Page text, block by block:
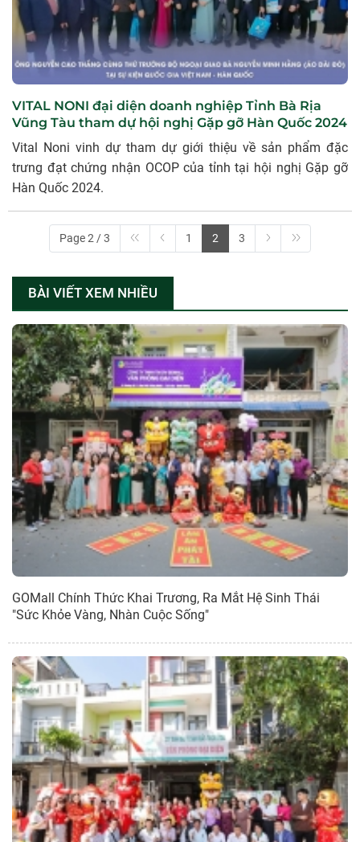
VITAL NONI đại diện doanh nghiệp Tỉnh Bà Rịa
Vũng Tàu tham dự hội nghị Gặp gỡ Hàn Quốc 2024
Vital Noni vinh dự tham dự giới thiệu về sản phẩm đặc
trưng đạt chứng nhận OCOP của tỉnh tại hội nghị Gặp gỡ
Hàn Quốc 2024.
Page 2 / 3 1 2 3
BÀI VIẾT XEM NHIỀU
GOMall Chính Thức Khai Trương, Ra Mắt Hệ Sinh Thái
"Sức Khỏe Vàng, Nhàn Cuộc Sống"